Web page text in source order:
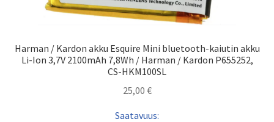
Harman / Kardon akku Esquire Mini bluetooth-kaiutin akku
Li-Ion 3,7V 2100mAh 7,8Wh / Harman / Kardon P655252,
CS-HKM100SL
25,00 €
Saatavuus: